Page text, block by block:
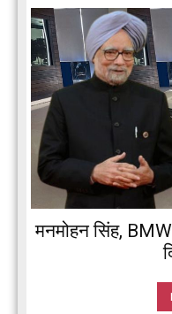
मनमोहन सिंह,